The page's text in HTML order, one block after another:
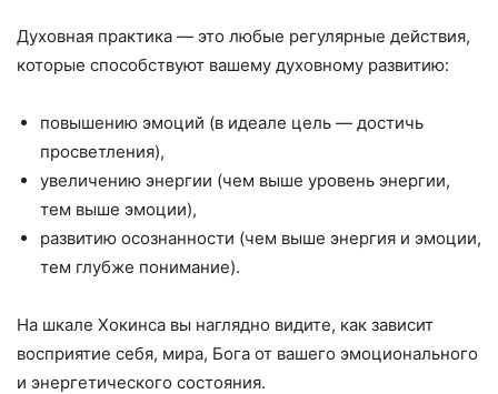
Духовная практика — это любые регулярные действия,
которые способствуют вашему духовному развитию:
повышению эмоций (в идеале цель — достичь
просветления),
увеличению энергии (чем выше уровень энергии,
тем выше эмоции),
развитию осознанности (чем выше энергия и эмоции,
тем глубже понимание).
На шкале Хокинса вы наглядно видите, как зависит
восприятие себя, мира, Бога от вашего эмоционального
и энергетического состояния.